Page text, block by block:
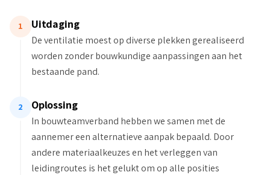
1 Uitdaging
De ventilatie moest op diverse plekken gerealiseerd
worden zonder bouwkundige aanpassingen aan het
bestaande pand.
2 Oplossing
In bouwteamverband hebben we samen met de
aannemer een alternatieve aanpak bepaald. Door
andere materiaalkeuzes en het verleggen van
leidingroutes is het gelukt om op alle posities